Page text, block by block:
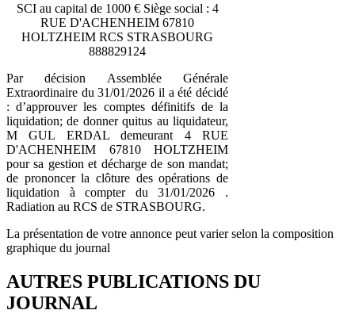
SCI au capital de 1000 € Siège social : 4
RUE D'ACHENHEIM 67810
HOLTZHEIM RCS STRASBOURG
888829124
Par décision Assemblée Générale
Extraordinaire du 31/01/2026 il a été décidé
: d’approuver les comptes définitifs de la
liquidation; de donner quitus au liquidateur,
M GUL ERDAL demeurant 4 RUE
D'ACHENHEIM 67810 HOLTZHEIM
pour sa gestion et décharge de son mandat;
de prononcer la clôture des opérations de
liquidation à compter du 31/01/2026 .
Radiation au RCS de STRASBOURG.
La présentation de votre annonce peut varier selon la composition
graphique du journal
AUTRES PUBLICATIONS DU
JOURNAL